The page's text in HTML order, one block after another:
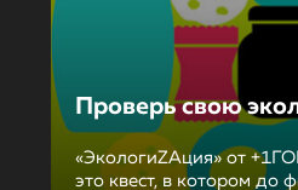
Проверь свою
«ЭкологиZAция» от
это квест, в котором до